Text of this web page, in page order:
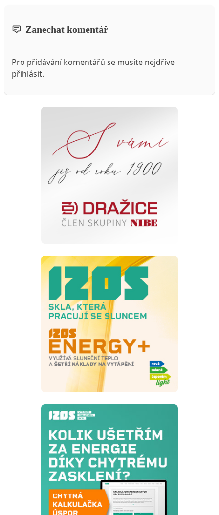
Zanechat komentář
Pro přidávání komentářů se musíte nejdříve
přihlásit.